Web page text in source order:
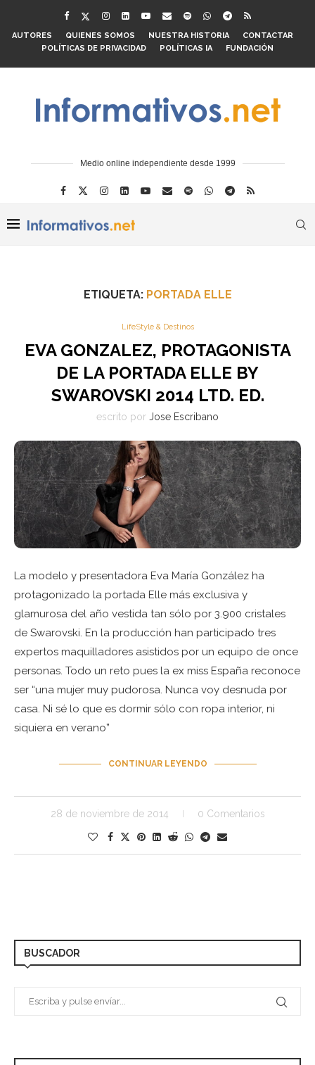
AUTORES QUIENES SOMOS NUESTRA HISTORIA
CONTACTAR
POLÍTICAS DE PRIVACIDAD
POLÍTICAS IA FUNDACIÓN
Medio online independiente desde 1999
ETIQUETA: PORTADA ELLE
LifeStyle & Destinos
EVA GONZALEZ, PROTAGONISTA
DE LA PORTADA ELLE BY
SWAROVSKI 2014 LTD. ED.
escrito por Jose Escribano
La modelo y presentadora Eva María González ha
protagonizado la portada Elle más exclusiva y
glamurosa del año vestida tan sólo por 3.900 cristales
de Swarovski. En la producción han participado tres
expertos maquilladores asistidos por un equipo de once
personas. Todo un reto pues la ex miss España reconoce
ser “una mujer muy pudorosa. Nunca voy desnuda por
casa. Ni sé lo que es dormir sólo con ropa interior, ni
siquiera en verano”
CONTINUAR LEYENDO
28 de noviembre de 2014 0 Comentarios
BUSCADOR